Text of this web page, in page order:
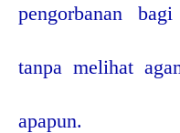
pengorbanan
tanpa melihat
apapun.